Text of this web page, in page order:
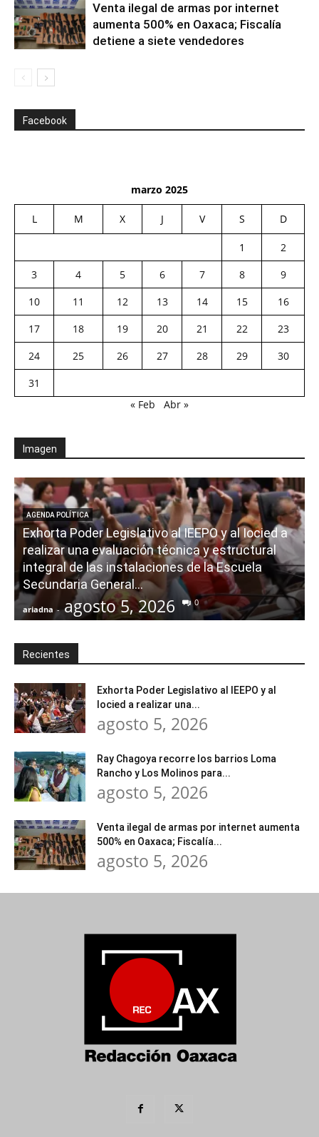
Venta ilegal de armas por internet
aumenta 500% en Oaxaca; Fiscalía
detiene a siete vendedores
Facebook
marzo 2025
L M X J V S D
1
2
3
4 5 6 7 8
9
10
11 12 13 14 15
16
17
18 19 20 21 22
23
24
25 26 27 28 29
30
31
« Feb
Abr »
Imagen
AGENDA POLÍTICA
Exhorta Poder Legislativo al IEEPO y al Iocied a
realizar una evaluación técnica y estructural
integral de las instalaciones de la Escuela
Secundaria General...
ariadna - agosto 5, 2026 0
Recientes
Exhorta Poder Legislativo al IEEPO y al
Iocied a realizar una...
agosto 5, 2026
Ray Chagoya recorre los barrios Loma
Rancho y Los Molinos para...
agosto 5, 2026
Venta ilegal de armas por internet aumenta
500% en Oaxaca; Fiscalía...
agosto 5, 2026